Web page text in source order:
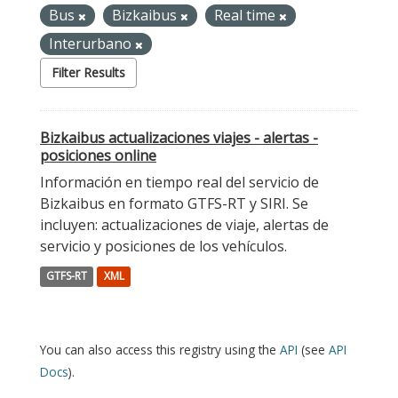
Bus
Bizkaibus
Real time
Interurbano
Filter Results
Bizkaibus actualizaciones viajes - alertas -
posiciones online
Información en tiempo real del servicio de
Bizkaibus en formato GTFS-RT y SIRI. Se
incluyen: actualizaciones de viaje, alertas de
servicio y posiciones de los vehículos.
GTFS-RT XML
You can also access this registry using the API (see API
Docs).